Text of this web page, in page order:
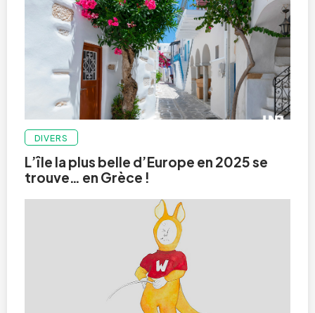
DIVERS
L’île la plus belle d’Europe en 2025 se
trouve… en Grèce !